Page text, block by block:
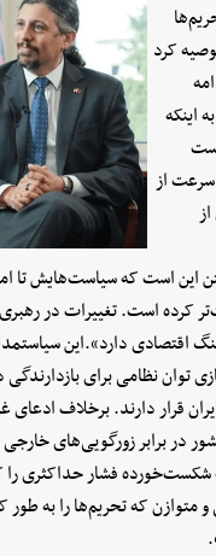
کرد
اینکه
سرعت از
است که سیاست‌هایش تا
کرده است. تغییرات در رهبری
دارد».این سیاستمدار
توان نظامی برای
قرار دارند. برخلاف
در برابر زورگویی‌های
فشار حداکثری را
متوازن که تحریم‌ها را به